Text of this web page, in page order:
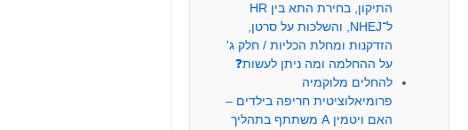
התיקון, בחירת התא בין HR
ל־NHEJ, והשלכות על סרטן,
הזדקנות ומחלת הכליות / חלק ג'
על ההחלמה ומה ניתן לעשות❓
להחלים מלוקמיה
פרומיאלוציטית חריפה בילדים –
האם ויטמין A משתתף בתהליך